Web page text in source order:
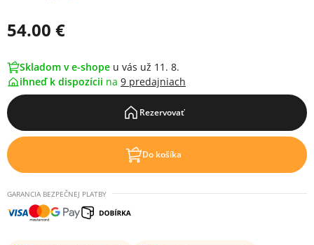
54.00 €
Skladom v e-shope u vás už 11. 8.
ihneď k dispozícii na 9 predajniach
Rezervovať
Do košíka
GARANCIA BEZPEČNEJ PLATBY